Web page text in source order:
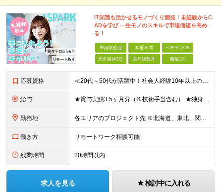
IT知識も活かせるモノづくり開発！未経験からC
ADを学び 一生モノのスキルで市場価値を高め
る！
未経験歓迎 学歴不問 ベテランOK
完全週休2日 賞与複数月 面接1回
応募資格 ≪20代～50代が活躍中！社会人経験10年以上の方も歓迎≫ ◆学歴不問 ◆未経験・ブランクOK ≫モノづくりに関する何らかの経験をお持ちの方は優遇します！ ～こんな方が活躍できます！～ ◎専門的な
給与 ★賞与実績3.5ヶ月分（※技術手当含む） ★独身寮│寮費手当│引っ越し手当あり ★月給26万円も可能！ 【実務経験者】※前職の給与、経験、スキルをもとに決定 ・月給21万円～60万円＋時間外手当全
勤務地 各エリアのプロジェクト先 ※北海道、東北、関東、北信越、東海、関西、四国、中国、九州の各エリアから希望勤務地をお聞かせください。 ※転勤を伴わない エリア限定採用枠あり。U・Iターンも歓迎です！ ※プ
働き方 リモートワーク相談可能
残業時間 20時間以内
求人を見る 検討中に入れる